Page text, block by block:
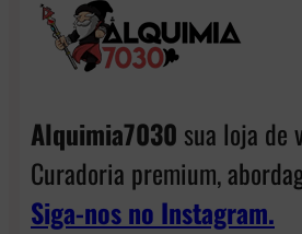
Alquimia7030 sua loja de
Curadoria premium,
Siga-nos no Instagram.